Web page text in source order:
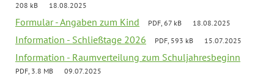
208 kB
18.08.2025
Formular - Angaben zum Kind PDF, 67 kB 18.08.2025
Information - Schließtage 2026 PDF, 593 kB 15.07.2025
Information - Raumverteilung zum Schuljahresbeginn
PDF, 3.8 MB 09.07.2025